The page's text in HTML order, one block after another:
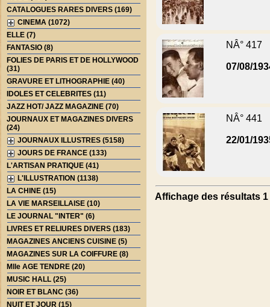
CATALOGUES RARES DIVERS (169)
CINEMA (1072)
ELLE (7)
FANTASIO (8)
FOLIES DE PARIS ET DE HOLLYWOOD
(31)
GRAVURE ET LITHOGRAPHIE (40)
IDOLES ET CELEBRITES (11)
JAZZ HOT/ JAZZ MAGAZINE (70)
JOURNAUX ET MAGAZINES DIVERS
(24)
JOURNAUX ILLUSTRES (5158)
JOURS DE FRANCE (133)
L'ARTISAN PRATIQUE (41)
L'ILLUSTRATION (1138)
LA CHINE (15)
LA VIE MARSEILLAISE (10)
LE JOURNAL "INTER" (6)
LIVRES ET RELIURES DIVERS (183)
MAGAZINES ANCIENS CUISINE (5)
MAGAZINES SUR LA COIFFURE (8)
Mlle AGE TENDRE (20)
MUSIC HALL (25)
NOIR ET BLANC (36)
NUIT ET JOUR (15)
NÂ° 417
07/08/
NÂ° 441
22/01/
Affichage des résultats